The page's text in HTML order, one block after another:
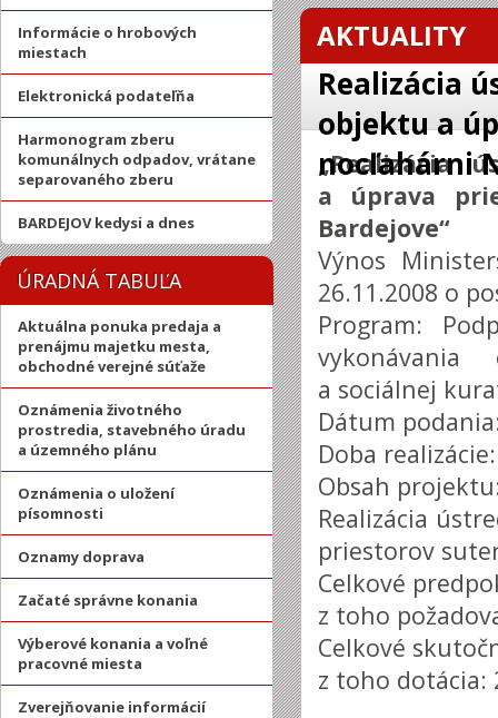
Informácie o hrobových
miestach
Elektronická podateľňa
Harmonogram zberu
komunálnych odpadov, vrátane
separovaného zberu
BARDEJOV kedysi a dnes
ÚRADNÁ TABUĽA
Aktuálna ponuka predaja a
prenájmu majetku mesta,
obchodné verejné súťaže
Oznámenia životného
prostredia, stavebného úradu
a územného plánu
Oznámenia o uložení
písomnosti
Oznamy doprava
Začaté správne konania
Výberové konania a voľné
pracovné miesta
Zverejňovanie informácií
AKTUALITY
Realizácia
objektu a
nocľahárni
„Realizácia
a úprava
Bardejove“
Výnos
26.11.2008 o
Program:
a sociálnej
Dátum
Doba
Obsah
Realizácia
priestorov
Celkové
z toho
Celkové
z toho dotácia: